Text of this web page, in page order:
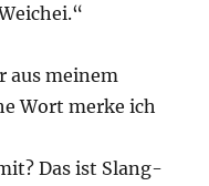
aus meinem
Wort merke ich
Das ist Slang-